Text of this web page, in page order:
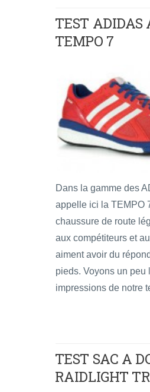
TEST ADIDAS
TEMPO 7
Dans la gamme des
appelle ici la TEMPO
chaussure de route
aux compétiteurs et
aiment avoir du
pieds. Voyons un peu
impressions de notre
TEST SAC A
RAIDLIGHT